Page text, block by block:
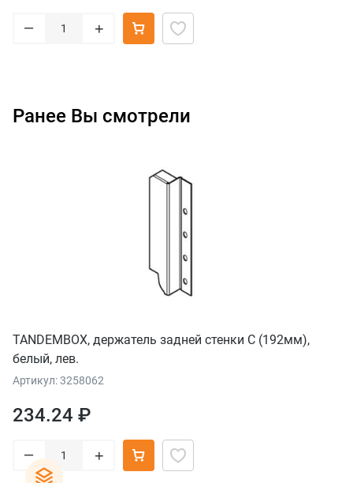
– +
Ранее Вы смотрели
TANDEMBOX, держатель задней стенки С (192мм),
белый, лев.
Артикул: 3258062
234.24 ₽
– +